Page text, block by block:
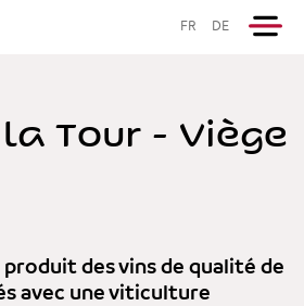
FR DE
Tour - Viège
produit des vins de qualité de
avec une viticulture